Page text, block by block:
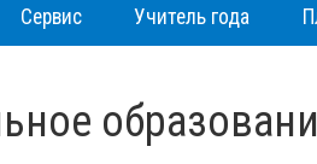
Сервис Учитель года